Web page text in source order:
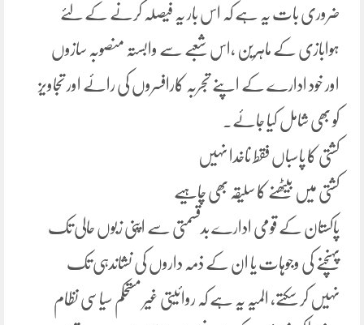
ضروری بات یہ ہے کہ اس بار یہ فیصلہ کرنے کے لئے
ہوابازی کے ماہرین ،اس شعبے سے وابستہ منصوبہ سازوں
اور خود ادارے کے اپنے تجربہ کارافسروں کی رائے اور تجاویز
کو بھی شامل کیا جائے۔
کشتی کا پاسباں فقط ناخدا نہیں
کشتی میں بیٹھنے کا سلیقہ بھی چاہیے
پاکستان کے قومی ادارے بدقسمتی سے اپنی زبوں حالی تک
پہنچنے کی وجوہات یا ان کے ذمہ داروں کی نشاندہی تک
نہیں کر سکتے، المیہ یہ ہے کہ روائیتی غیر مستحکم سیاسی نظام